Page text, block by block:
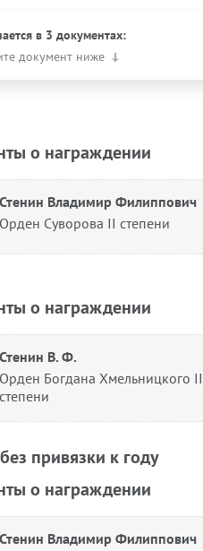
в 3 документах:
документ ниже
о награждении
Стенин Владимир Филиппович
Орден Суворова II степени
о награждении
Стенин В. Ф.
Орден Богдана Хмельницкого II
степени
привязки к году
о награждении
Стенин Владимир Филиппович